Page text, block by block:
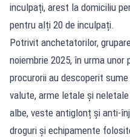
inculpați, arest la domiciliu
pentru alți 20 de inculpați.
Potrivit anchetatorilor,
noiembrie 2025, în urma
procurorii au descoperit
valute, arme letale și
albe, veste antiglonț și anti-
droguri și echipamente